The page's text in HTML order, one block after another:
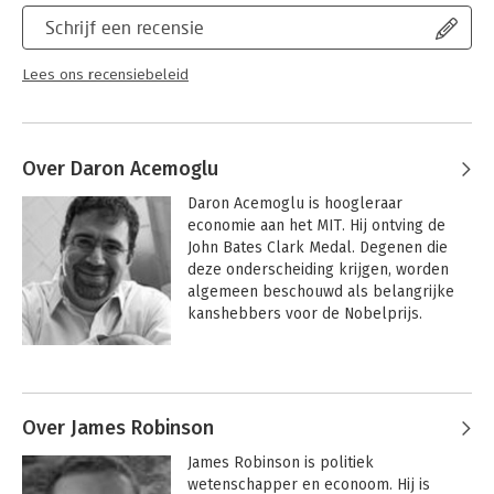
Schrijf een recensie
Lees ons recensiebeleid
Over Daron Acemoglu
Daron Acemoglu is hoogleraar
economie aan het MIT. Hij ontving de
John Bates Clark Medal. Degenen die
deze onderscheiding krijgen, worden
algemeen beschouwd als belangrijke
kanshebbers voor de Nobelprijs.
Acemoglu
Over James Robinson
James Robinson is politiek
wetenschapper en econoom. Hij is